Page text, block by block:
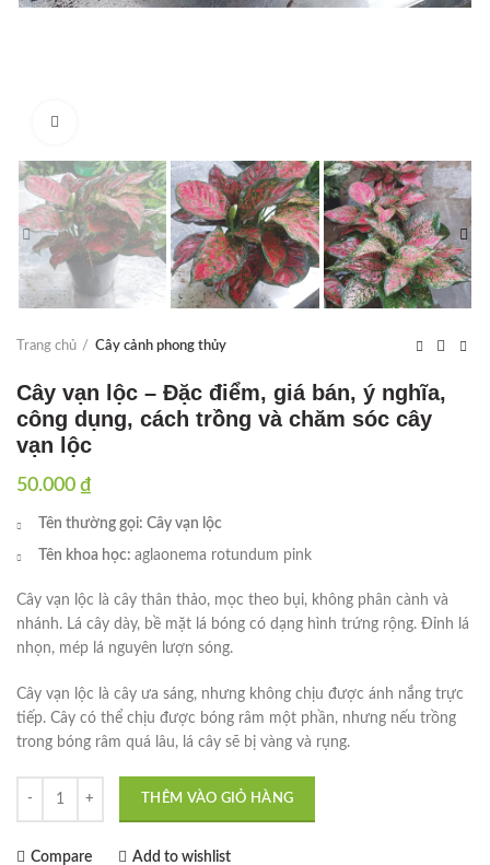
Trang chủ Cây cảnh phong thủy
Cây vạn lộc – Đặc điểm, giá bán, ý nghĩa,
công dụng, cách trồng và chăm sóc cây
vạn lộc
50.000 ₫
Tên thường gọi: Cây vạn lộc
Tên khoa học: aglaonema rotundum pink
Cây vạn lộc là cây thân thảo, mọc theo bụi, không phân cành và
nhánh. Lá cây dày, bề mặt lá bóng có dạng hình trứng rộng. Đỉnh lá
nhọn, mép lá nguyên lượn sóng.
Cây vạn lộc là cây ưa sáng, nhưng không chịu được ánh nắng trực
tiếp. Cây có thể chịu được bóng râm một phần, nhưng nếu trồng
trong bóng râm quá lâu, lá cây sẽ bị vàng và rụng.
Cây vạn lộc - Đặc điểm, giá bán, ý nghĩa, công dụng, cách trồng và
THÊM VÀO GIỎ HÀNG
Compare Add to wishlist